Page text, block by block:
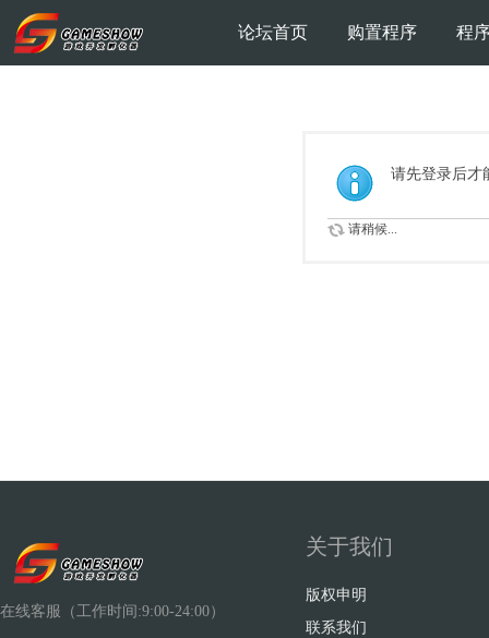
论坛首页 购置程序 程
请先登录后才
请稍候...
在线客服（工作时间:9:00-24:00）
关于我们
版权申明
联系我们